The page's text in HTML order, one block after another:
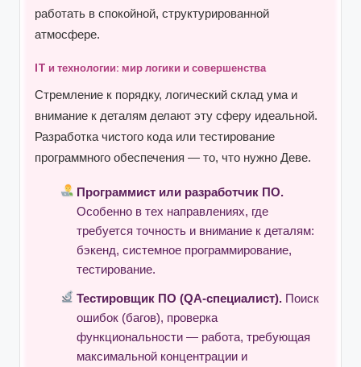
работать в спокойной, структурированной
атмосфере.
IT и технологии: мир логики и совершенства
Стремление к порядку, логический склад ума и
внимание к деталям делают эту сферу идеальной.
Разработка чистого кода или тестирование
программного обеспечения — то, что нужно Деве.
Программист или разработчик ПО.
Особенно в тех направлениях, где
требуется точность и внимание к деталям:
бэкенд, системное программирование,
тестирование.
Тестировщик ПО (QA-специалист). Поиск
ошибок (багов), проверка
функциональности — работа, требующая
максимальной концентрации и